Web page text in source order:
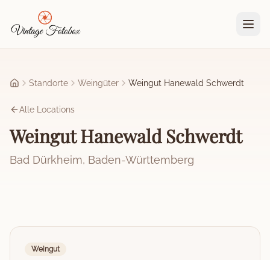
Startseite
Standorte Weingüter Weingut Hanewald Schwerdt
Alle Locations
Weingut Hanewald Schwerdt
Bad Dürkheim, Baden-Württemberg
Weingut